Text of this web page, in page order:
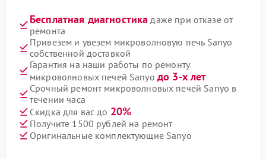
Бесплатная диагностика даже при отказе от
ремонта
Привезем и увезем микроволновую печь Sanyo
собственной доставкой
Гарантия на наши работы по ремонту
микроволновых печей Sanyo до 3-х лет
Срочный ремонт микроволновых печей Sanyo в
течении часа
Скидка для вас до 20%
Получите 1500 рублей на ремонт
Оригинальные комплектующие Sanyo